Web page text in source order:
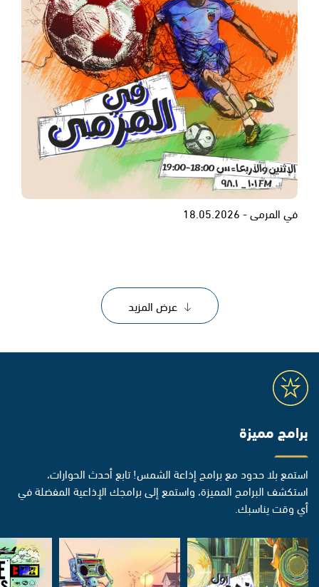
في المرمى - 18.05.2026
عرض المزيد
برامج مميزة
استمع بلا حدود مع برامج إذاعة الشمس! تابع أحدث الحوارات،
استكشف البرامج المميزة، واستمع إلى برامجك الإذاعية المفضلة في
أي وقت يناسبك.